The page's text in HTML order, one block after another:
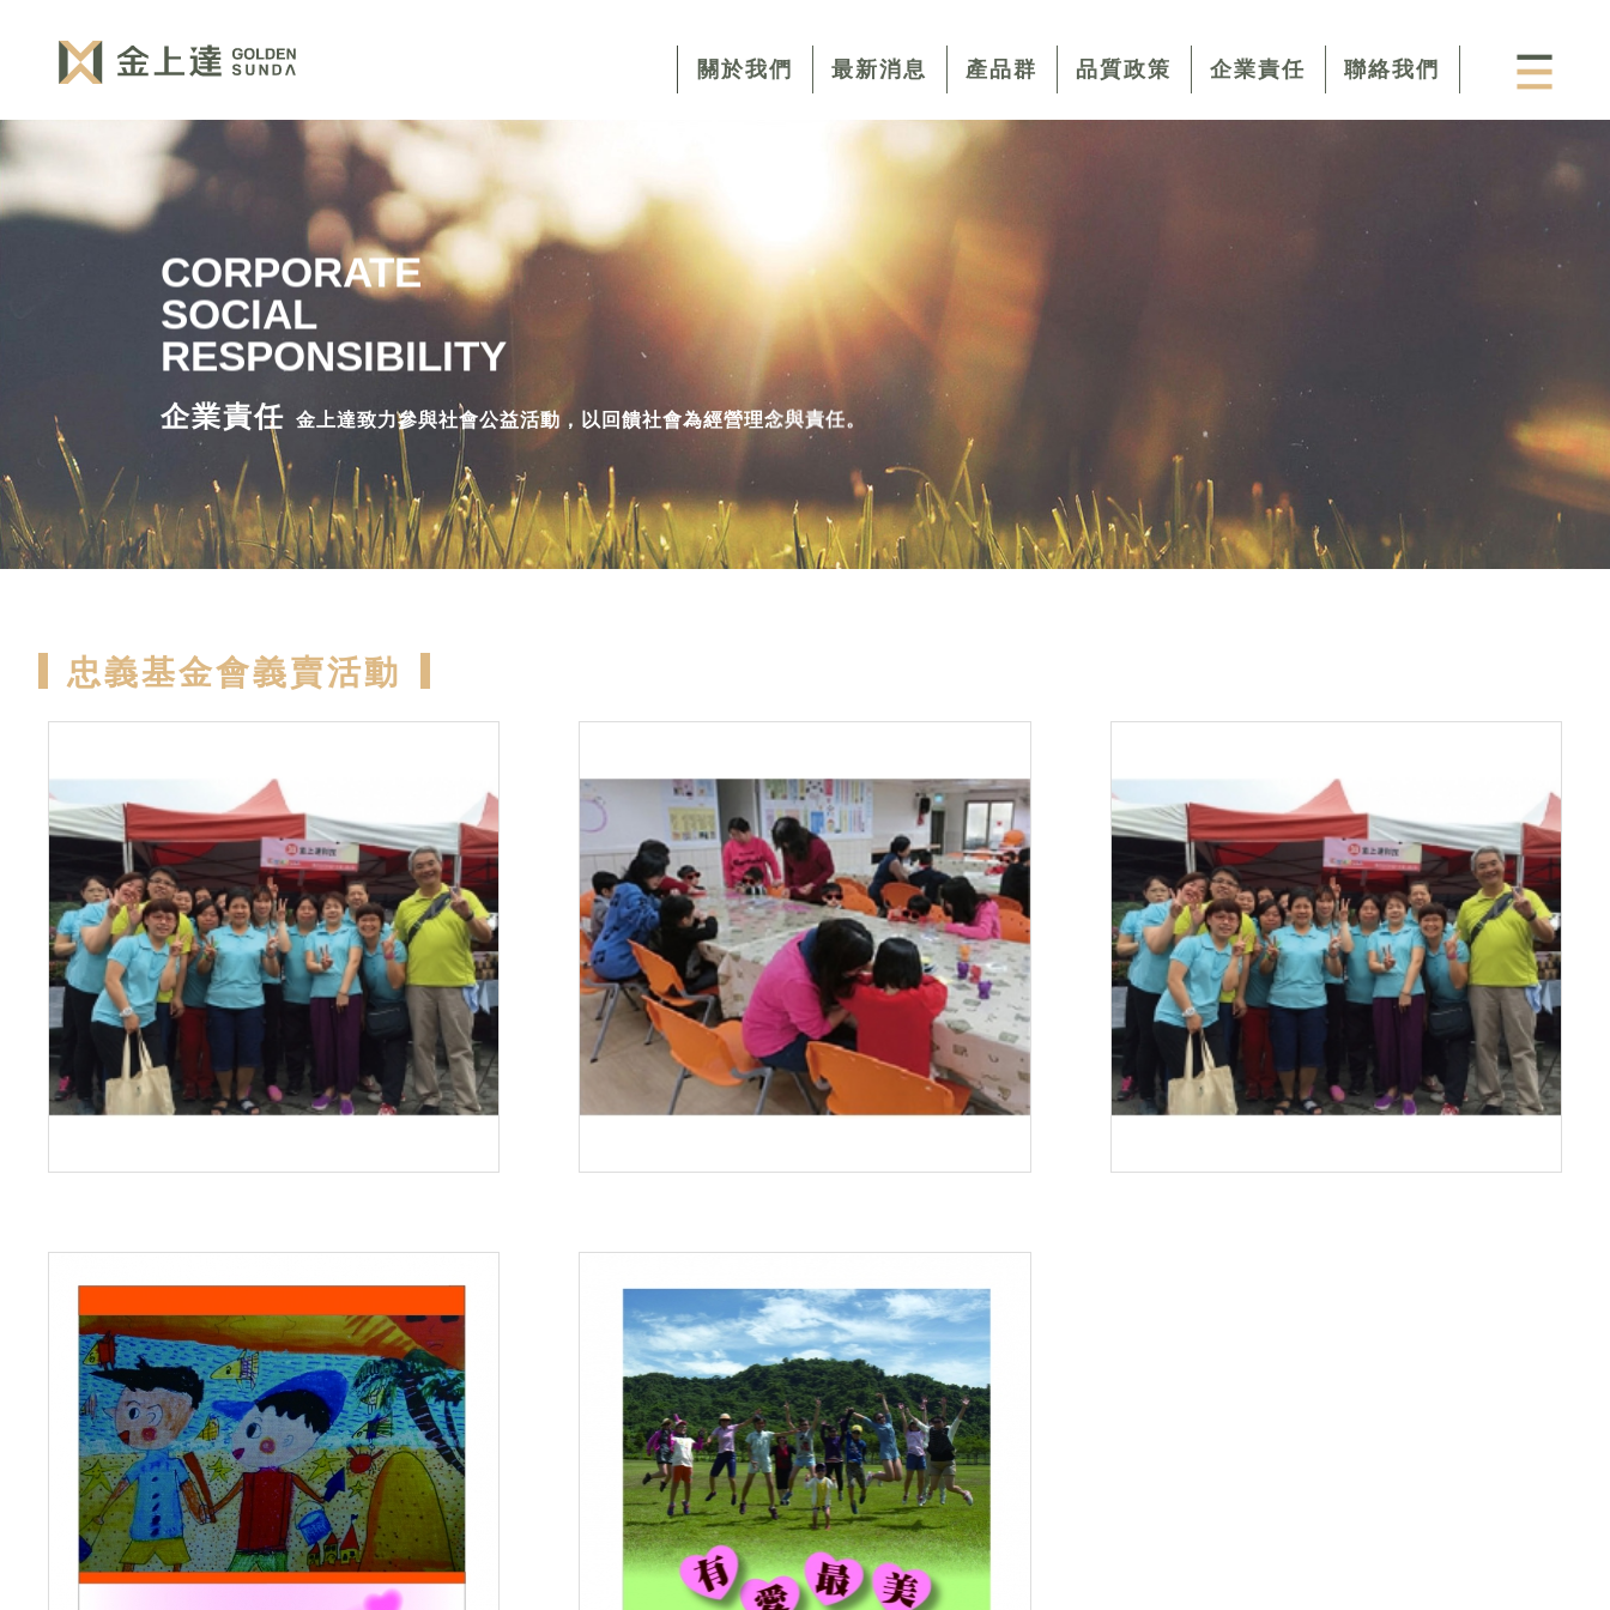
關於我們 最新消息 產品群 品質政策 企業責任 聯絡我們
CORPORATE
SOCIAL
RESPONSIBILITY
企業責任金上達致力參與社會公益活動，以回饋社會為經營理念與責任。
忠義基金會義賣活動